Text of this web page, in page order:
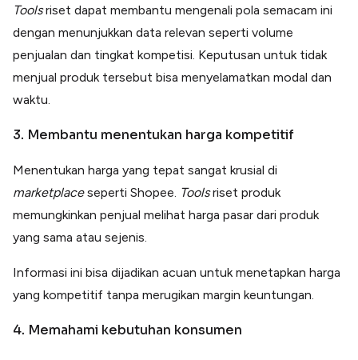
Toolsriset dapat membantu mengenali pola semacam ini
dengan menunjukkan data relevan seperti volume
penjualan dan tingkat kompetisi. Keputusan untuk tidak
menjual produk tersebut bisa menyelamatkan modal dan
waktu.
3. Membantu menentukan harga kompetitif
Menentukan harga yang tepat sangat krusial di
marketplaceseperti Shopee. Toolsriset produk
memungkinkan penjual melihat harga pasar dari produk
yang sama atau sejenis.
Informasi ini bisa dijadikan acuan untuk menetapkan harga
yang kompetitif tanpa merugikan margin keuntungan.
4. Memahami kebutuhan konsumen